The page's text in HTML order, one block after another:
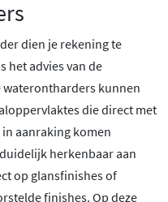
dien je rekening te
het advies van de
waterontharders kunnen
die direct met
aanraking komen
herkenbaar aan
op glansfinishes of
finishes. Op deze